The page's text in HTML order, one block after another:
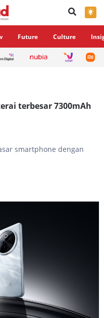
×
Future Culture
terbesar 7300mAh
smartphone dengan